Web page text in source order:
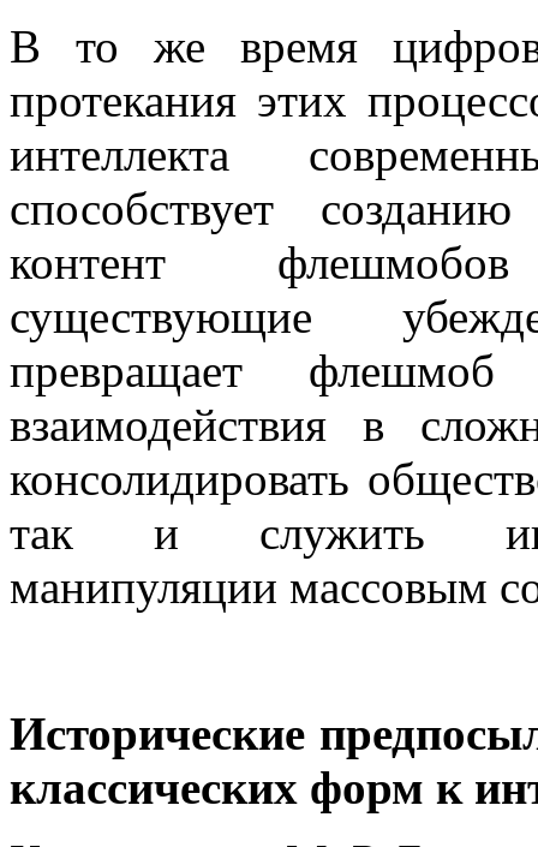
В то же время
протекания этих
интеллекта
способствует
контент
существующие
превращает флешмоб
взаимодействия в
консолидировать
так и служить
манипуляции массовым
Исторические
классических форм к